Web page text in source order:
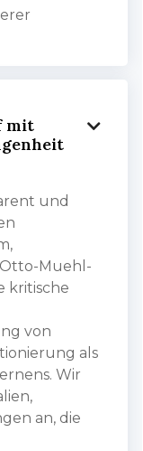
mit

und
Muehl-
kritische
von
als
Wir
an, die